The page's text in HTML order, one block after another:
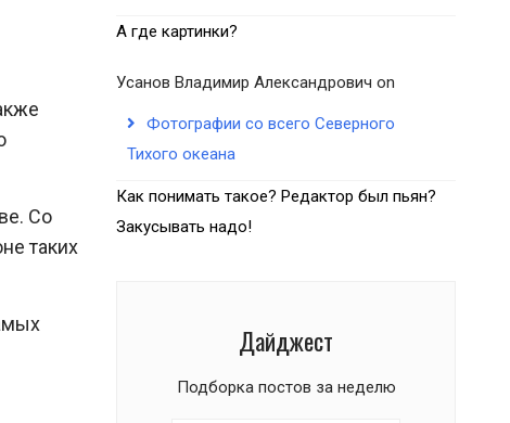
А где картинки?
Усанов Владимир Александрович on
Фотографии со всего Северного
Тихого океана
Как понимать такое? Редактор был пьян?
Закусывать надо!
Дайджест
Подборка постов за неделю
Со
таких